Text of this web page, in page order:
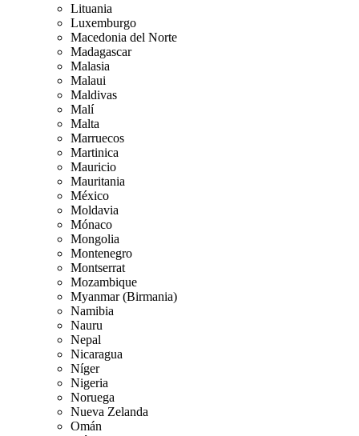
Lituania
Luxemburgo
Macedonia del Norte
Madagascar
Malasia
Malaui
Maldivas
Malí
Malta
Marruecos
Martinica
Mauricio
Mauritania
México
Moldavia
Mónaco
Mongolia
Montenegro
Montserrat
Mozambique
Myanmar (Birmania)
Namibia
Nauru
Nepal
Nicaragua
Níger
Nigeria
Noruega
Nueva Zelanda
Omán